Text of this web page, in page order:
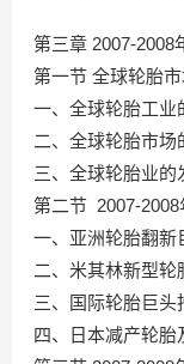
第三章 2007-2008
第一节 全球轮胎
一、全球轮胎工业
二、全球轮胎市场
三、全球轮胎业的
第二节 2007-
一、亚洲轮胎翻新
二、米其林新型轮
三、国际轮胎巨头
四、日本减产轮胎